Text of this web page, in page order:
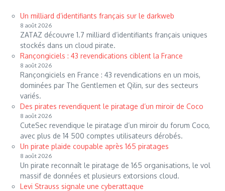
Un milliard d’identifiants français sur le darkweb
8 août 2026
ZATAZ découvre 1.7 milliard d’identifiants français uniques
stockés dans un cloud pirate.
Rançongiciels : 43 revendications ciblent la France
8 août 2026
Rançongiciels en France : 43 revendications en un mois,
dominées par The Gentlemen et Qilin, sur des secteurs
variés.
Des pirates revendiquent le piratage d’un miroir de Coco
8 août 2026
CuteSec revendique le piratage d’un miroir du forum Coco,
avec plus de 14 500 comptes utilisateurs dérobés.
Un pirate plaide coupable après 165 piratages
8 août 2026
Un pirate reconnaît le piratage de 165 organisations, le vol
massif de données et plusieurs extorsions cloud.
Levi Strauss signale une cyberattaque